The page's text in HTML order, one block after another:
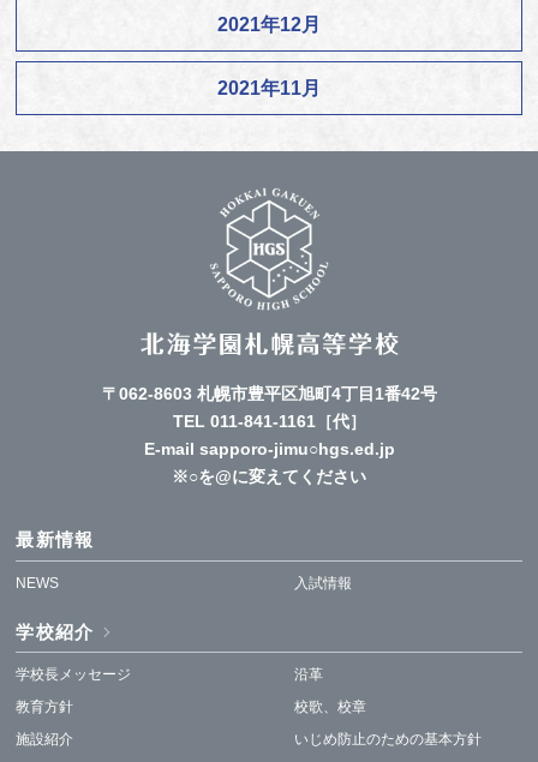
2021年12月
2021年11月
〒062-8603 札幌市豊平区旭町4丁目1番42号
TEL 011-841-1161［代］
E-mail sapporo-jimu○hgs.ed.jp
※○を@に変えてください
最新情報
NEWS 入試情報
学校紹介
学校長メッセージ
教育方針
施設紹介
沿革
校歌、校章
いじめ防止のための基本方針